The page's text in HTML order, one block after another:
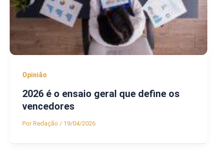
Opinião
2026 é o ensaio geral que define os
vencedores
PorRedação / 19/04/2026